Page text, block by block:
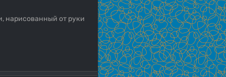
нарисованный от руки